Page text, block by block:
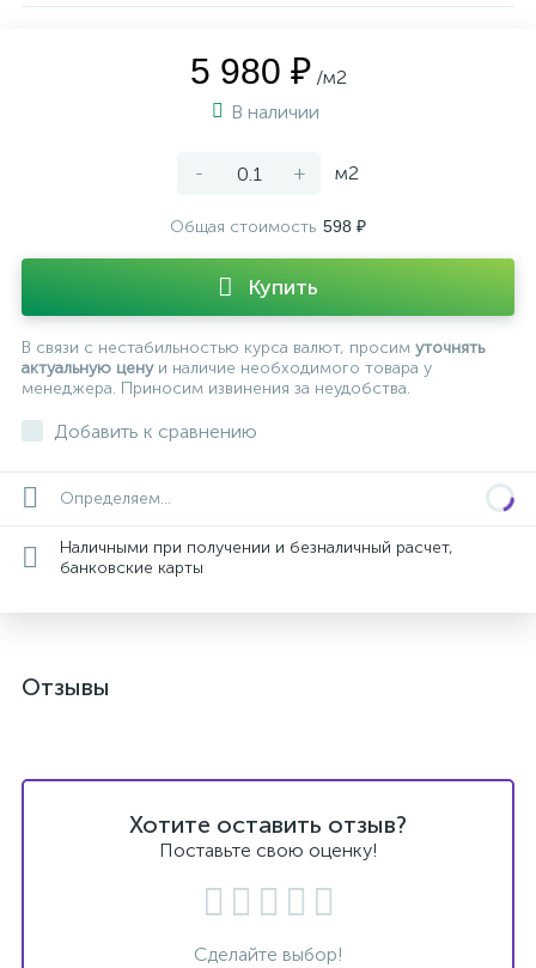
5 980 ₽ /м2
В наличии
- + м2
Общая стоимость 598 ₽
Купить
В связи с нестабильностью курса валют, просим уточнять
актуальную ценуи наличие необходимого товара у
менеджера. Приносим извинения за неудобства.
Добавить к сравнению
Определяем...
Наличными при получении и безналичный расчет,
банковские карты
Отзывы
Хотите оставить отзыв?
Поставьте свою оценку!
Сделайте выбор!